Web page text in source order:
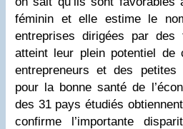
féminin et elle estime le
entreprises dirigées par des
atteint leur plein potentiel de
entrepreneurs et des petites
pour la bonne santé de
des 31 pays étudiés
confirme l’importante